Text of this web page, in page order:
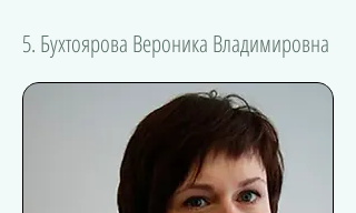
5. Бухтоярова Вероника Владимировна